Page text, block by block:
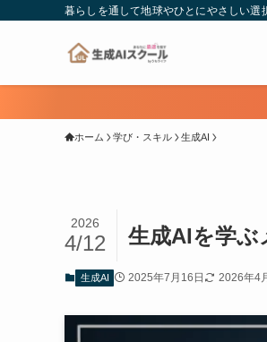
暮らしを通して地球やひとにやさしい選
ホーム 学び・スキル 生成AI
生成AIを学ぶ
2026
4/12
生成AI 2025年7月16日 2026年4